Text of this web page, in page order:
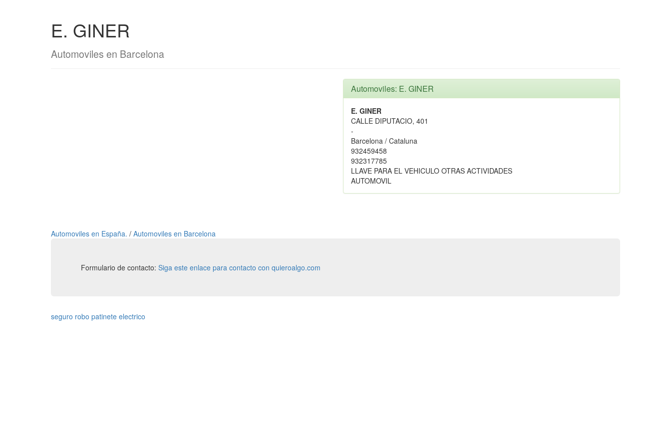
E. GINER
Automoviles en Barcelona
Automoviles: E. GINER
E. GINER
CALLE DIPUTACIO, 401
-
Barcelona / Cataluna
932459458
932317785
LLAVE PARA EL VEHICULO OTRAS ACTIVIDADES
AUTOMOVIL
Automoviles en España. / Automoviles en Barcelona
Formulario de contacto: Siga este enlace para contacto con quieroalgo.com
seguro robo patinete electrico